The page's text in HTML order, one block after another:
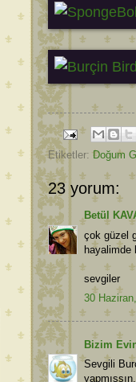
Etiketler:Doğum
23 yorum:
Betül
çok güzel
hayalimde
sevgiler
30
Bizim
Sevgili